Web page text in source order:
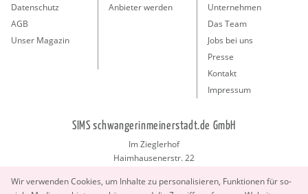
Wir ver­wen­den Coo­kies, um In­hal­te zu per­so­na­li­sie­ren, Funk­tio­nen für so­
Datenschutz
AGB
Unser Magazin
Anbieter werden
Unternehmen
Das Team
Jobs bei uns
Presse
Kontakt
Impressum
SIMS schwangerinmeinerstadt.de GmbH
Im Zieglerhof
Haimhausenerstr. 22
info@schwangerinmeinerstadt.de